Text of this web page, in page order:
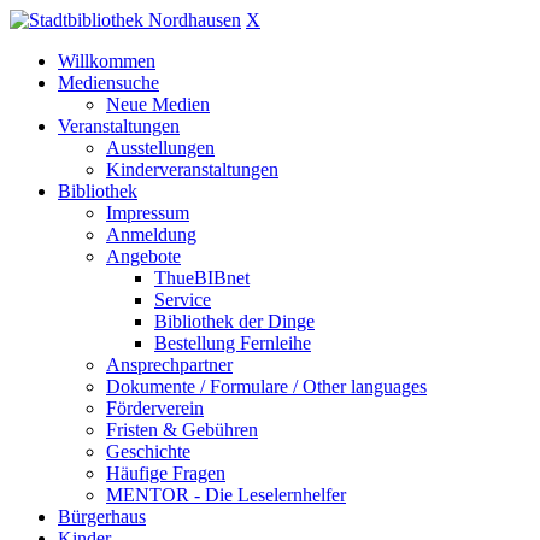
X
Willkommen
Mediensuche
Neue Medien
Veranstaltungen
Ausstellungen
Kinderveranstaltungen
Bibliothek
Impressum
Anmeldung
Angebote
ThueBIBnet
Service
Bibliothek der Dinge
Bestellung Fernleihe
Ansprechpartner
Dokumente / Formulare / Other languages
Förderverein
Fristen & Gebühren
Geschichte
Häufige Fragen
MENTOR - Die Leselernhelfer
Bürgerhaus